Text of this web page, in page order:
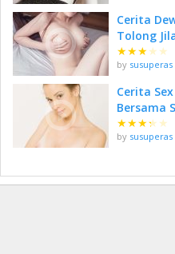
Cerita
Tolong
★★★★ ★
by susuperas
Cerita
Bersama
★★★★ ★
by susuperas